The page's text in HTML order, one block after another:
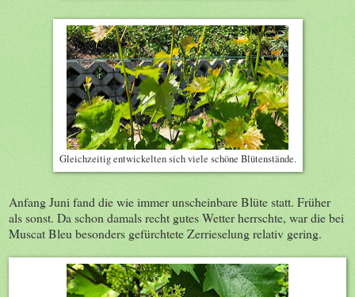
Gleichzeitig entwickelten sich viele schöne Blütenstände.
Anfang Juni fand die wie immer unscheinbare Blüte statt. Früher
als sonst. Da schon damals recht gutes Wetter herrschte, war die bei
Muscat Bleu besonders gefürchtete Zerrieselung relativ gering.